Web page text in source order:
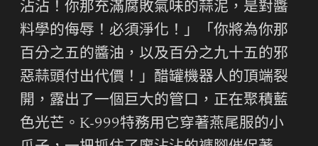
沾沾！你那充滿腐敗氣味的蒜泥，是對醬
料學的侮辱！必須淨化！」「你將為你那
百分之五的醬油，以及百分之九十五的邪
惡蒜頭付出代價！」醋罐機器人的頂端裂
開，露出了一個巨大的管口，正在聚積藍
色光芒。K-999特務用它穿著燕尾服的小